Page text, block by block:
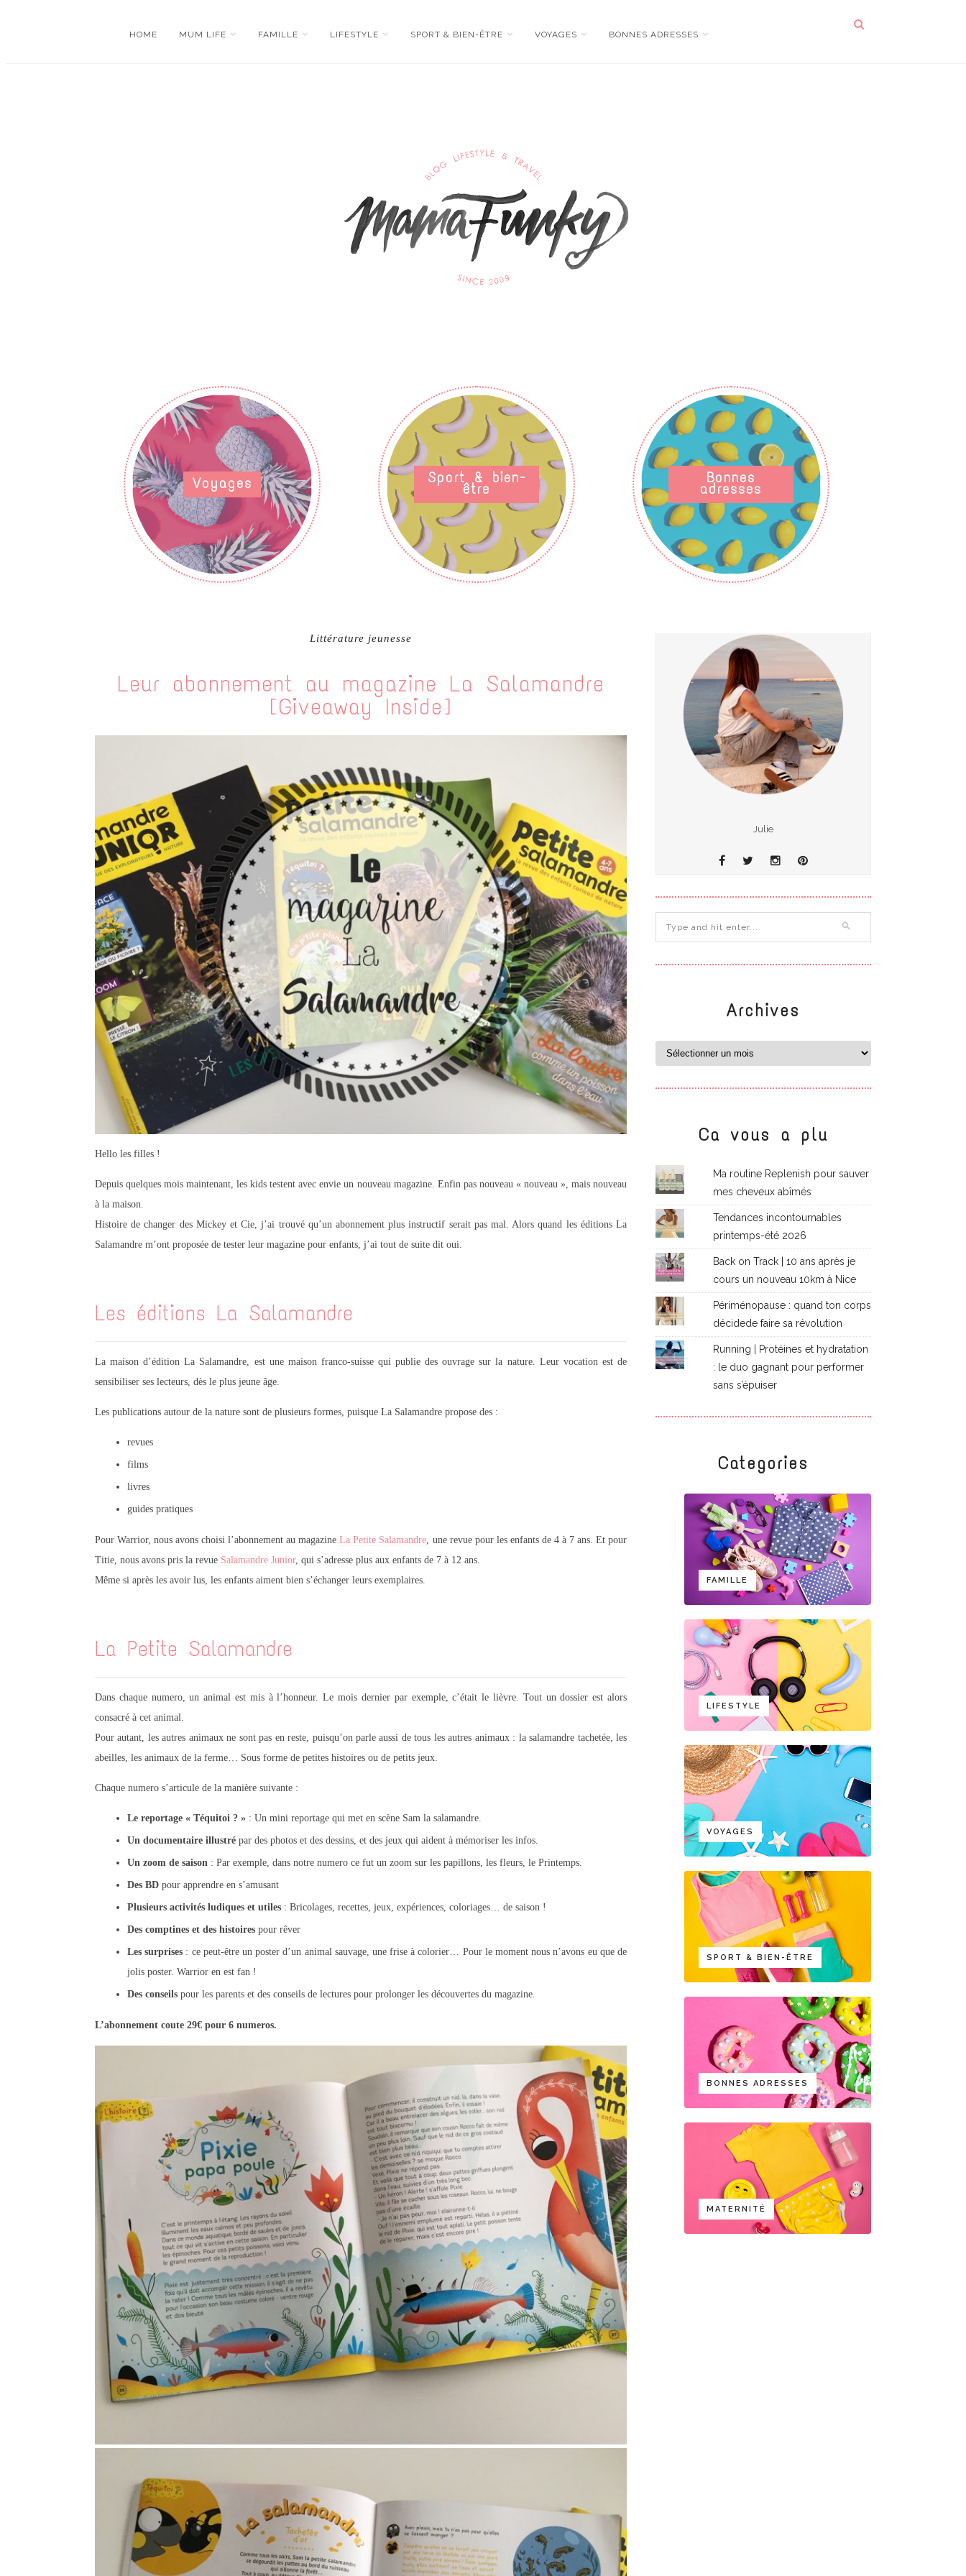
HOME MUM LIFE FAMILLE LIFESTYLE SPORT & BIEN-ÊTRE VOYAGES BONNES ADRESSES
Voyages Sport & bien-
être
Bonnes
adresses
Littérature jeunesse
Leur abonnement au magazine La Salamandre
[Giveaway Inside]
Hello les filles !
Depuis quelques mois maintenant, les kids testent avec envie un nouveau magazine. Enfin pas nouveau « nouveau », mais nouveau
à la maison.
Histoire de changer des Mickey et Cie, j’ai trouvé qu’un abonnement plus instructif serait pas mal. Alors quand les éditions La
Salamandre m’ont proposée de tester leur magazine pour enfants, j’ai tout de suite dit oui.
Les éditions La Salamandre
La maison d’édition La Salamandre, est une maison franco-suisse qui publie des ouvrage sur la nature. Leur vocation est de
sensibiliser ses lecteurs, dès le plus jeune âge.
Les publications autour de la nature sont de plusieurs formes, puisque La Salamandre propose des :
revues
films
livres
guides pratiques
Pour Warrior, nous avons choisi l’abonnement au magazineLa Petite Salamandre, une revue pour les enfants de 4 à 7 ans. Et pour
Titie, nous avons pris la revue Salamandre Junior, qui s’adresse plus aux enfants de 7 à 12 ans.
Même si après les avoir lus, les enfants aiment bien s’échanger leurs exemplaires.
La Petite Salamandre
Dans chaque numero, un animal est mis à l’honneur. Le mois dernier par exemple, c’était le lièvre. Tout un dossier est alors
consacré à cet animal.
Pour autant, les autres animaux ne sont pas en reste, puisqu’on parle aussi de tous les autres animaux : la salamandre tachetée, les
abeilles, les animaux de la ferme… Sous forme de petites histoires ou de petits jeux.
Chaque numero s’articule de la manière suivante :
Le reportage « Téquitoi ? » : Un mini reportage qui met en scène Sam la salamandre.
Un documentaire illustré par des photos et des dessins, et des jeux qui aident à mémoriser les infos.
Un zoom de saison : Par exemple, dans notre numero ce fut un zoom sur les papillons, les fleurs, le Printemps.
Des BD pour apprendre en s’amusant
Plusieurs activités ludiques et utiles : Bricolages, recettes, jeux, expériences, coloriages… de saison !
Des comptines et des histoires pour rêver
Les surprises : ce peut-être un poster d’un animal sauvage, une frise à colorier… Pour le moment nous n’avons eu que de
jolis poster. Warrior en est fan !
Des conseils pour les parents et des conseils de lectures pour prolonger les découvertes du magazine.
L’abonnement coute 29€ pour 6 numeros.
Julie
Archives
Ca vous a plu
Ma routine Replenish pour sauver
mes cheveux abîmés
Tendances incontournables
printemps-été 2026
Back on Track | 10 ans après je
cours un nouveau 10km à Nice
Périménopause : quand ton corps
décidede faire sa révolution
Running | Protéines et hydratation
: le duo gagnant pour performer
sans s’épuiser
Categories
FAMILLE
LIFESTYLE
VOYAGES
SPORT & BIEN-ÊTRE
BONNES ADRESSES
MATERNITÉ